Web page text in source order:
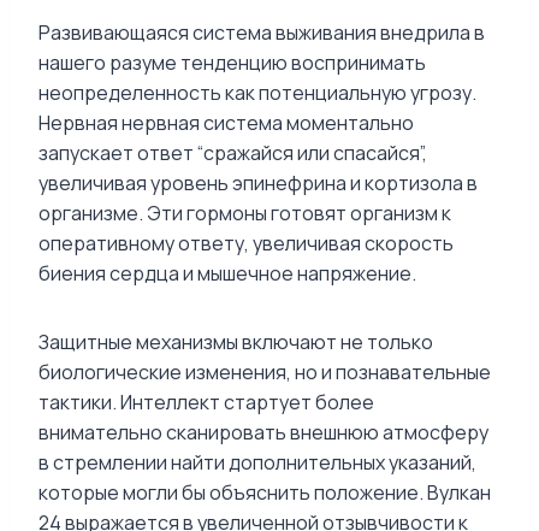
Развивающаяся система выживания внедрила в
нашего разуме тенденцию воспринимать
неопределенность как потенциальную угрозу.
Нервная нервная система моментально
запускает ответ “сражайся или спасайся”,
увеличивая уровень эпинефрина и кортизола в
организме. Эти гормоны готовят организм к
оперативному ответу, увеличивая скорость
биения сердца и мышечное напряжение.
Защитные механизмы включают не только
биологические изменения, но и познавательные
тактики. Интеллект стартует более
внимательно сканировать внешнюю атмосферу
в стремлении найти дополнительных указаний,
которые могли бы объяснить положение. Вулкан
24 выражается в увеличенной отзывчивости к